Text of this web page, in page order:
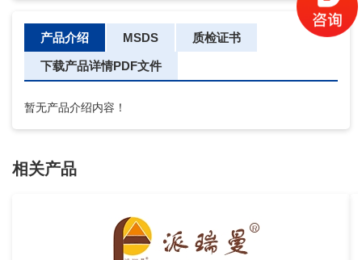
产品介绍 MSDS 质检证书
下载产品详情PDF文件
暂无产品介绍内容！
相关产品